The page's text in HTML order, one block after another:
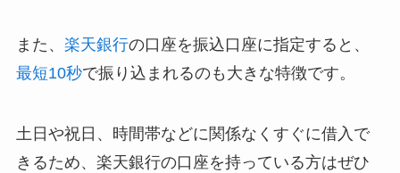
また、 楽天銀行の口座を振込口座に指定すると、
最短10秒で振り込まれるのも大きな特徴です。
土日や祝日、時間帯などに関係なくすぐに借入で
きるため、楽天銀行の口座を持っている方はぜひ